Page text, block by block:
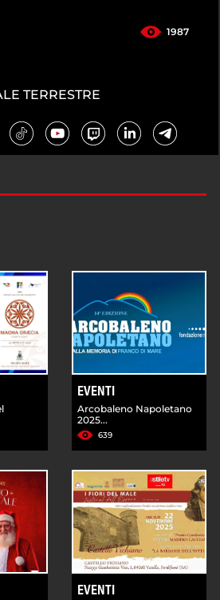
1987
TERRESTRE
EVENTI
Arcobaleno Napoletano
2025...
639
EVENTI